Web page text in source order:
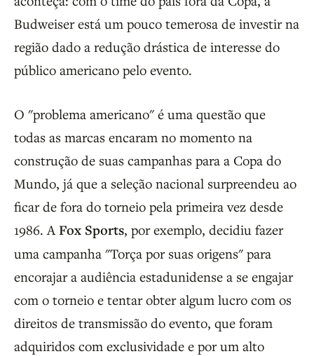
Budweiser está um pouco temerosa de investir na
região dado a redução drástica de interesse do
público americano pelo evento.
O "problema americano" é uma questão que
todas as marcas encaram no momento na
construção de suas campanhas para a Copa do
Mundo, já que a seleção nacional surpreendeu ao
ficar de fora do torneio pela primeira vez desde
1986. AFox Sports, por exemplo, decidiu fazer
uma campanha "Torça por suas origens" para
encorajar a audiência estadunidense a se engajar
com o torneio e tentar obter algum lucro com os
direitos de transmissão do evento, que foram
adquiridos com exclusividade e por um alto